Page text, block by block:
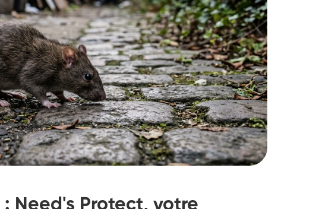
Need's Protect, votre